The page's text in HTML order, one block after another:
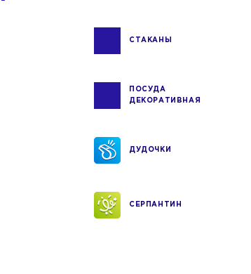
СТАКАНЫ
ПОСУДА
ДЕКОРАТИВНАЯ
ДУДОЧКИ
СЕРПАНТИН